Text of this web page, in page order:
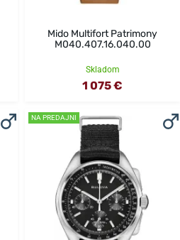
Mido Multifort Patrimony
M040.407.16.040.00
Skladom
1 075 €
NA PREDAJNI